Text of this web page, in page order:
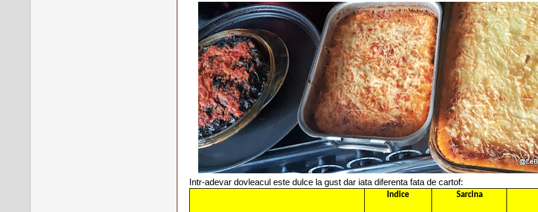
Intr-adevar dovleacul este dulce la gust dar iata diferenta fata de cartof:
Indice Sarcina